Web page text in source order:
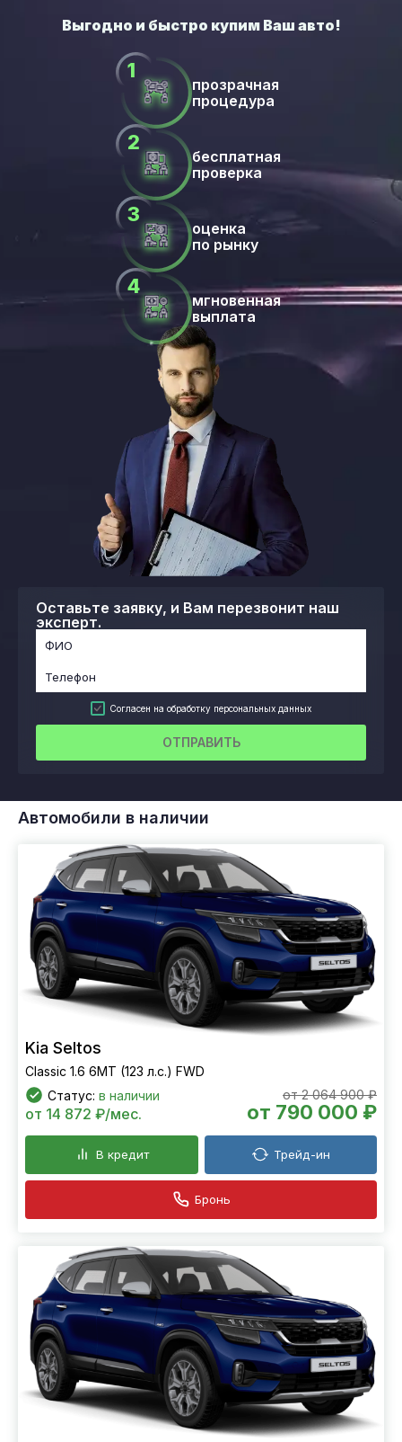
Оставьте заявку, и Вам перезвонит наш
эксперт.
Согласен на обработку персональных данных
ОТПРАВИТЬ
прозрачная
процедура
бесплатная
проверка
оценка
по рынку
мгновенная
выплата
Автомобили в наличии
Kia Seltos
Classic 1.6 6МТ (123 л.с.) FWD
Статус: в наличии от 2 064 900 ₽
от 790 000 ₽
от 14 872 ₽/мес.
В кредит Трейд-ин
Бронь